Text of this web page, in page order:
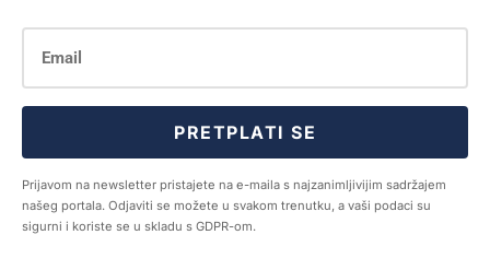
PRETPLATI SE
Prijavom na newsletter pristajete na e-maila s najzanimljivijim sadržajem
našeg portala. Odjaviti se možete u svakom trenutku, a vaši podaci su
sigurni i koriste se u skladu s GDPR-om.